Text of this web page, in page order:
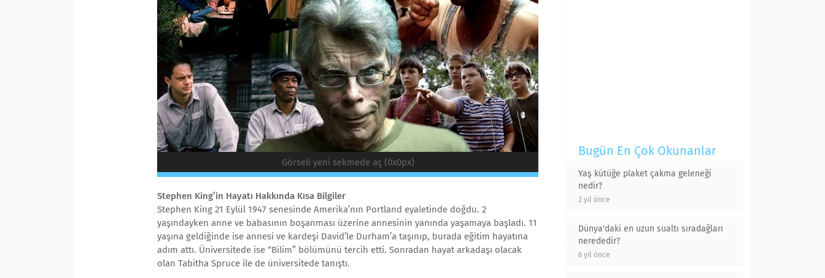
Görseli yeni sekmede aç (0x0px)
Stephen King’in Hayatı Hakkında Kısa Bilgiler
Stephen King 21 Eylül 1947 senesinde Amerika’nın Portland eyaletinde doğdu. 2
yaşındayken anne ve babasının boşanması üzerine annesinin yanında yaşamaya başladı. 11
yaşına geldiğinde ise annesi ve kardeşi David’le Durham’a taşınıp, burada eğitim hayatına
adım attı. Üniversitede ise “Bilim” bölümünü tercih etti. Sonradan hayat arkadaşı olacak
olan Tabitha Spruce ile de üniversitede tanıştı.
Bugün En Çok Okunanlar
Yaş kütüğe plaket çakma geleneği
nedir?
2 yıl önce
Dünya'daki en uzun sualtı sıradağları
nerededir?
6 yıl önce